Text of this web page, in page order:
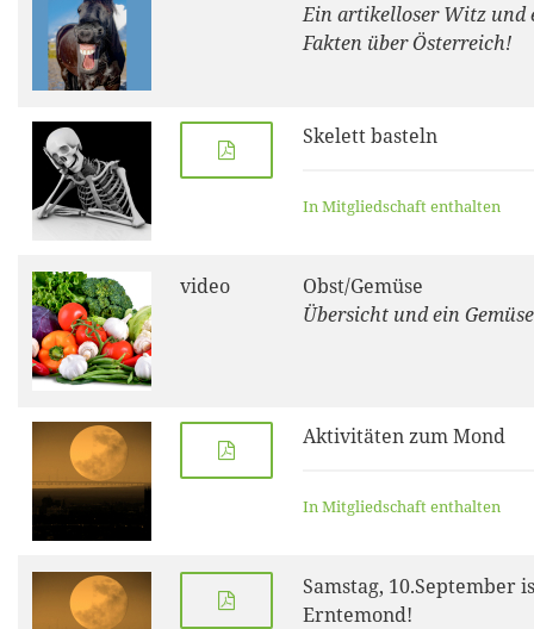
Ein artikelloser Witz und
Fakten über Österreich!
Skelett basteln
In Mitgliedschaft enthalten
video
Obst/Gemüse
Übersicht und ein
Aktivitäten zum Mond
In Mitgliedschaft enthalten
Samstag, 10.September
Erntemond!